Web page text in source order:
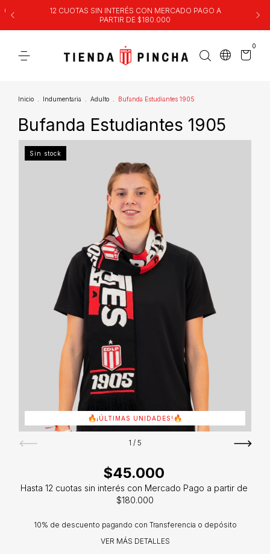
12 CUOTAS SIN INTERÉS CON MERCADO PAGO A
PARTIR DE $180.000
0
Inicio Indumentaria Adulto Bufanda Estudiantes 1905
Bufanda Estudiantes 1905
Sin stock
¡ÚLTIMAS UNIDADES!
1 / 5
$45.000
10% de descuento pagando con Transferencia o depósito
VER MÁS DETALLES